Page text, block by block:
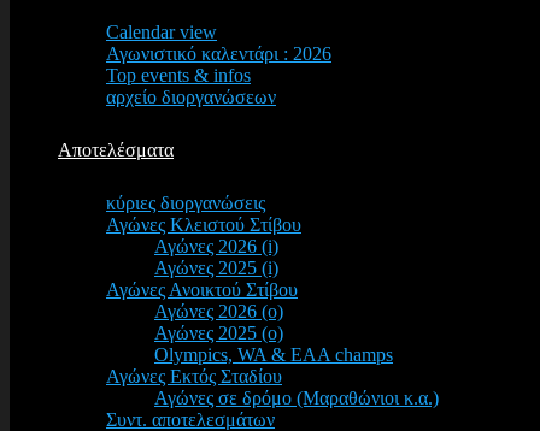
Calendar view
Αγωνιστικό καλεντάρι : 2026
Top events & infos
αρχείο διοργανώσεων
Αποτελέσματα
κύριες διοργανώσεις
Αγώνες Κλειστού Στίβου
Αγώνες 2026 (i)
Αγώνες 2025 (i)
Αγώνες Ανοικτού Στίβου
Αγώνες 2026 (o)
Αγώνες 2025 (o)
Olympics, WA & EAA champs
Αγώνες Εκτός Σταδίου
Αγώνες σε δρόμο (Μαραθώνιοι κ.α.)
Συντ. αποτελεσμάτων